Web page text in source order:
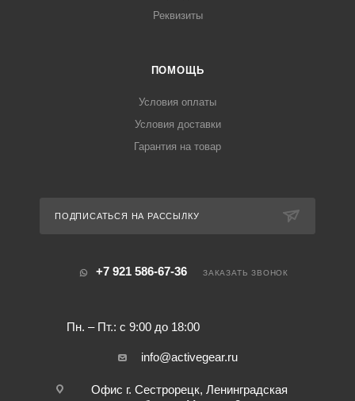
Реквизиты
ПОМОЩЬ
Условия оплаты
Условия доставки
Гарантия на товар
ПОДПИСАТЬСЯ НА РАССЫЛКУ
+7 921 586-67-36
Пн. – Пт.: с 9:00 до 18:00
ЗАКАЗАТЬ ЗВОНОК
info@activegear.ru
Офис г. Сестрорецк, Ленинградская